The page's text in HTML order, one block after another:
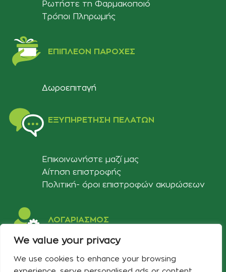
We value your privacy
We use cookies to enhance your browsing
Ρωτήστε τη Φαρμακοποιό
Τρόποι Πληρωμής
ΕΠΙΠΛΈΟΝ ΠΑΡΟΧΈΣ
Δωροεπιταγή
ΕΞΥΠΗΡΈΤΗΣΗ ΠΕΛΑΤΏΝ
Επικοινωνήστε μαζί μας
Αίτηση επιστροφής
Πολιτική- όροι επιστροφών ακυρώσεων
ΛΟΓΑΡΙΑΣΜΟΣ
Στοιχεία λογαριασμού
Λίστα αγαπημένων